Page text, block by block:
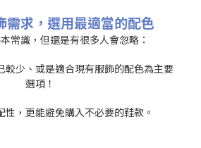
需求，選用最適當的配色
常識，但還是有很多人會忽略：
較少、或是適合現有服飾的配色為主要
選項！
性，更能避免購入不必要的鞋款。